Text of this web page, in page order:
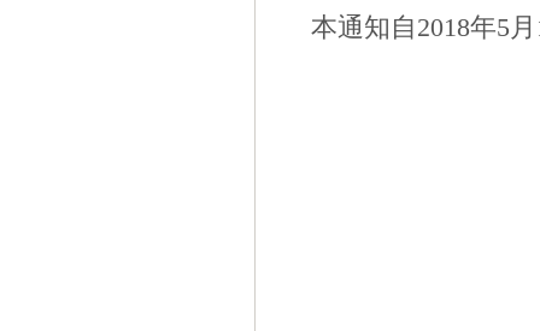
本通知自2018年5 月